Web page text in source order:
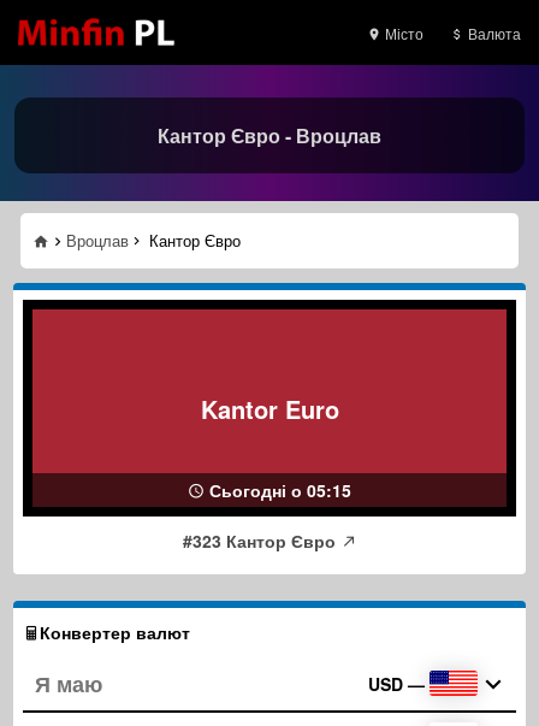
Місто Валюта
Кантор Євро - Вроцлав
Вроцлав Кантор Євро
Kantor Euro
Сьогодні о 05:15
#323 Кантор Євро
Конвертер валют
USD —